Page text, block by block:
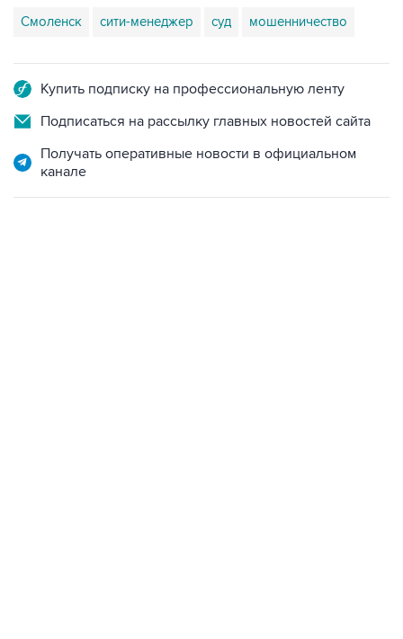
Смоленск сити-менеджер суд мошенничество
Купить подписку на профессиональную ленту
Подписаться на рассылку главных новостей сайта
Получать оперативные новости в официальном
канале